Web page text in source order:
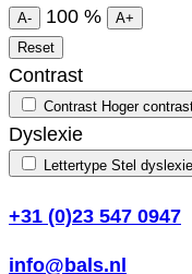
A- 100 %
A+
Reset
Contrast
Contrast Hoger
Dyslexie
Lettertype Stel
+31 (0)23 547 0947
info@bals.nl